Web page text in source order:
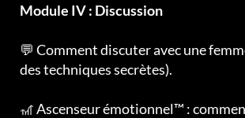
Module IV : Discussion
💬 Comment discuter avec une
des techniques secrètes).
🎢 Ascenseur émotionnel™ :